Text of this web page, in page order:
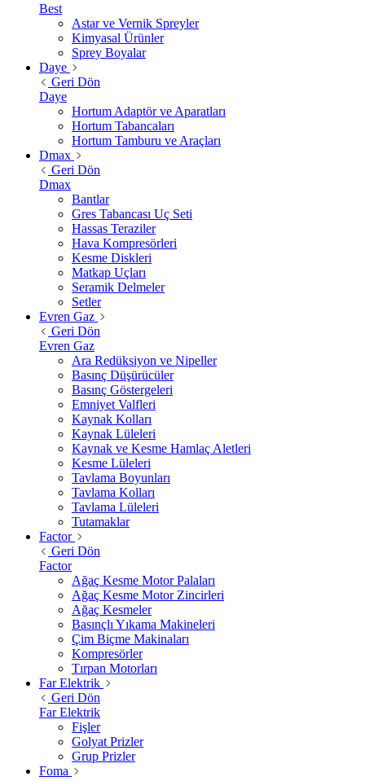
Best
Astar ve Vernik Spreyler
Kimyasal Ürünler
Sprey Boyalar
Daye
Geri Dön
Daye
Hortum Adaptör ve Aparatları
Hortum Tabancaları
Hortum Tamburu ve Araçları
Dmax
Geri Dön
Dmax
Bantlar
Gres Tabancası Uç Seti
Hassas Teraziler
Hava Kompresörleri
Kesme Diskleri
Matkap Uçları
Seramik Delmeler
Setler
Evren Gaz
Geri Dön
Evren Gaz
Ara Redüksiyon ve Nipeller
Basınç Düşürücüler
Basınç Göstergeleri
Emniyet Valfleri
Kaynak Kolları
Kaynak Lüleleri
Kaynak ve Kesme Hamlaç Aletleri
Kesme Lüleleri
Tavlama Boyunları
Tavlama Kolları
Tavlama Lüleleri
Tutamaklar
Factor
Geri Dön
Factor
Ağaç Kesme Motor Palaları
Ağaç Kesme Motor Zincirleri
Ağaç Kesmeler
Basınçlı Yıkama Makineleri
Çim Biçme Makinaları
Kompresörler
Tırpan Motorları
Far Elektrik
Geri Dön
Far Elektrik
Fişler
Golyat Prizler
Grup Prizler
Foma